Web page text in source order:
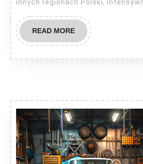
innych regionach Polski,
READ MOREREAD
MORE